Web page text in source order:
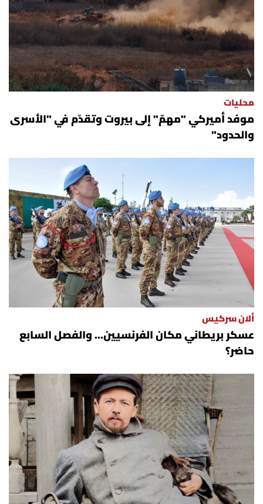
الرياضة
منوّعات
حظّك اليوم
للتاريخ
فيديو
من نحن
للتواصل معنا
شروط الاستخدام
شروط الإشتراك
محليات
موفد أميركي "مهمّ" إلى بيروت وتقدّم في "الأسرى
والحدود"
ألان سركيس
عسكر بريطاني مكان الفرنسيين... والفصل السابع
حاضر؟